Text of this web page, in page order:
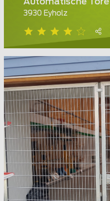
Automatische Tore
3930 Eyholz